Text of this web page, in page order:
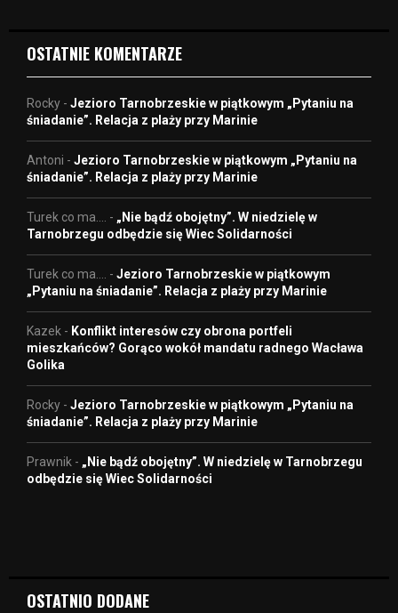
OSTATNIE KOMENTARZE
Rocky - Jezioro Tarnobrzeskie w piątkowym „Pytaniu na
śniadanie”. Relacja z plaży przy Marinie
Antoni - Jezioro Tarnobrzeskie w piątkowym „Pytaniu na
śniadanie”. Relacja z plaży przy Marinie
Turek co ma.... - „Nie bądź obojętny”. W niedzielę w
Tarnobrzegu odbędzie się Wiec Solidarności
Turek co ma.... - Jezioro Tarnobrzeskie w piątkowym
„Pytaniu na śniadanie”. Relacja z plaży przy Marinie
Kazek - Konflikt interesów czy obrona portfeli
mieszkańców? Gorąco wokół mandatu radnego Wacława
Golika
Rocky - Jezioro Tarnobrzeskie w piątkowym „Pytaniu na
śniadanie”. Relacja z plaży przy Marinie
Prawnik - „Nie bądź obojętny”. W niedzielę w Tarnobrzegu
odbędzie się Wiec Solidarności
OSTATNIO DODANE